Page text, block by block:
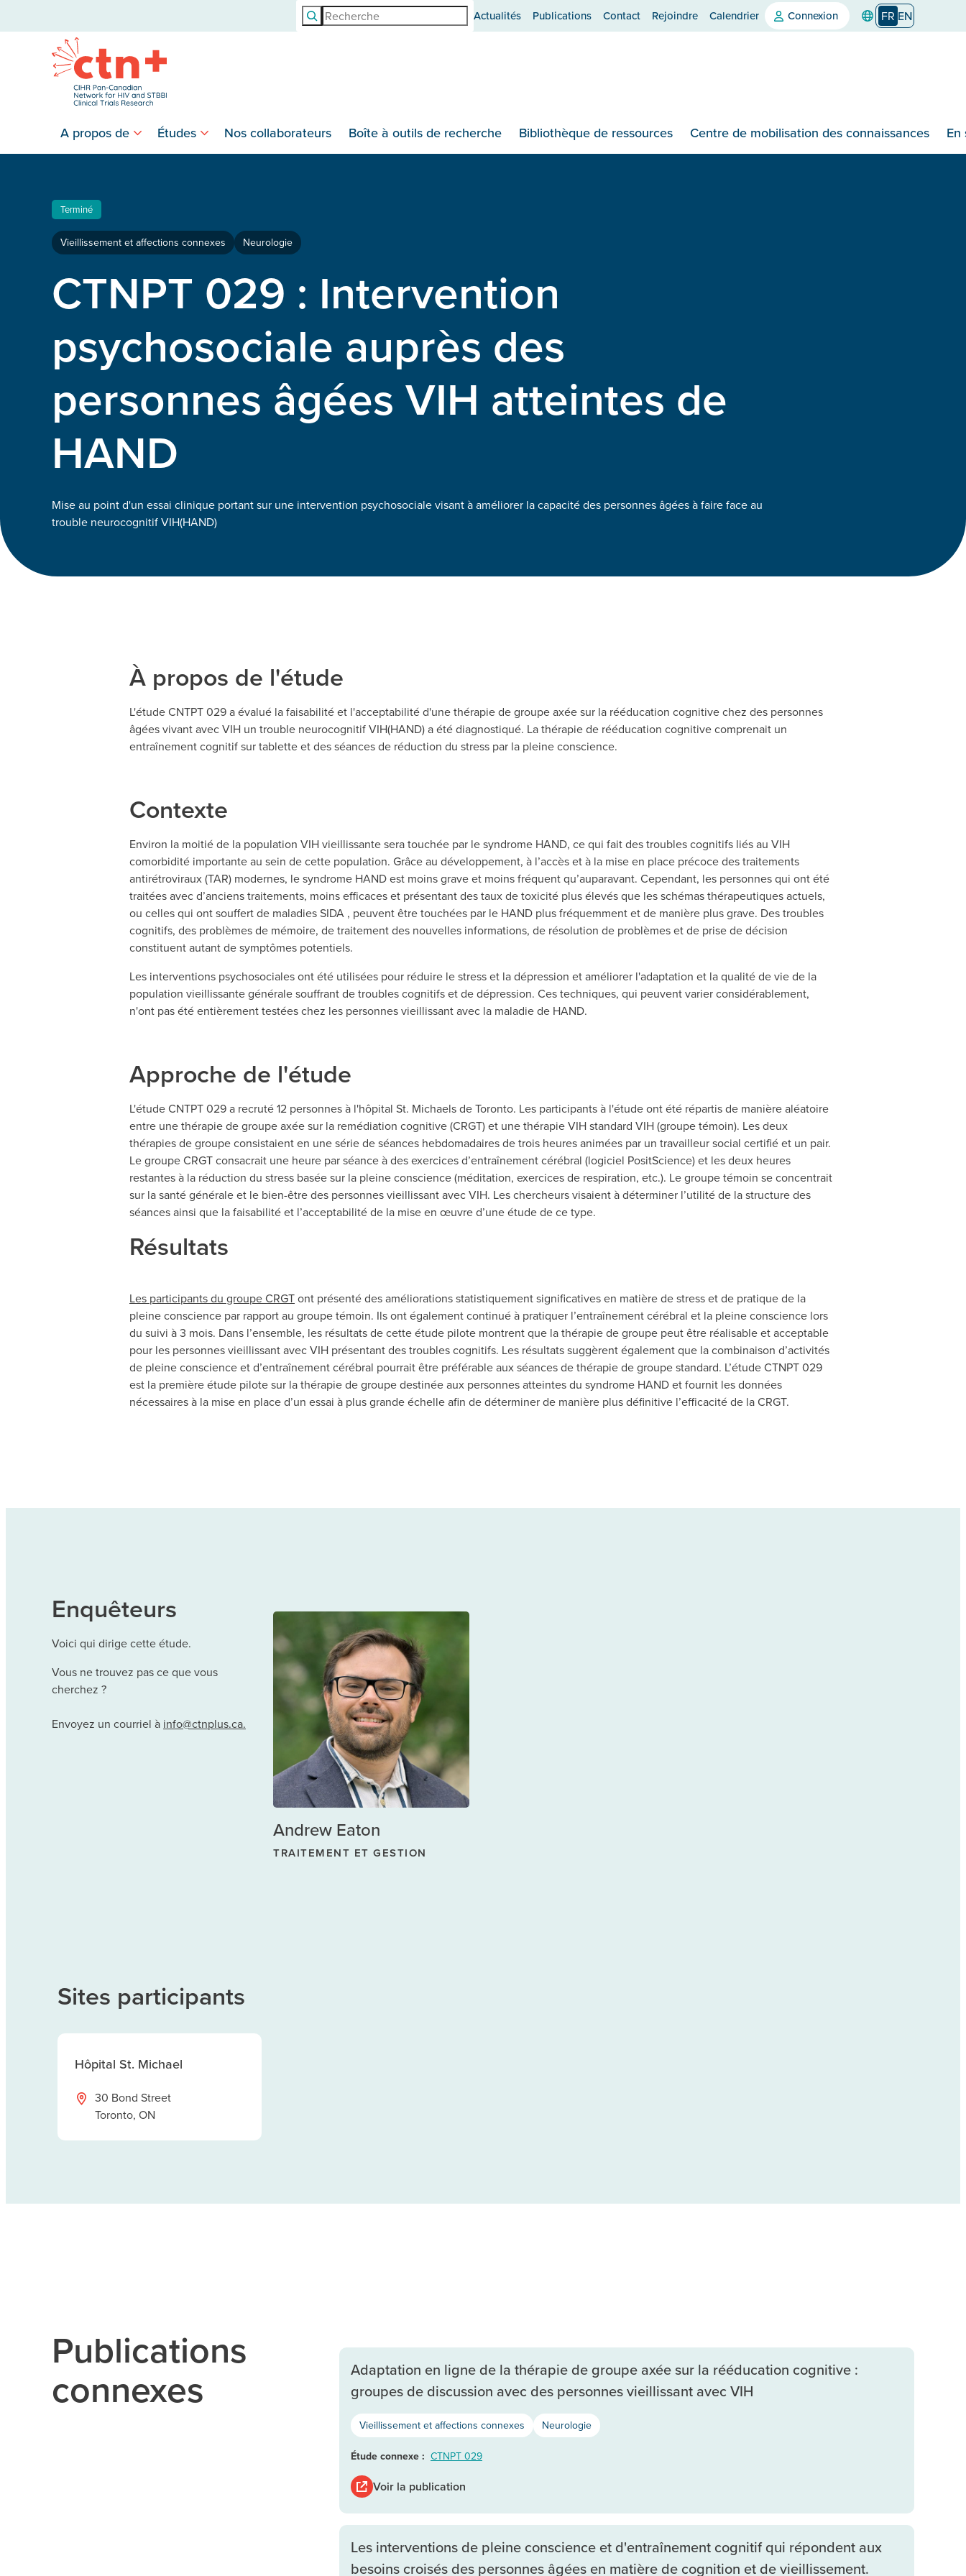
Recherche Actualités Publications Contact Rejoindre Calendrier Connexion FR EN
A propos de Études Nos collaborateurs Boîte à outils de recherche Bibliothèque de ressources Centre de mobilisation des connaissances En
Terminé
Vieillissement et affections connexes Neurologie
CTNPT 029 : Intervention
psychosociale auprès des
personnes âgées VIH atteintes de
HAND
Mise au point d'un essai clinique portant sur une intervention psychosociale visant à améliorer la capacité des personnes âgées à faire face au
trouble neurocognitif VIH(HAND)
À propos de l'étude
L'étude CNTPT 029 a évalué la faisabilité et l'acceptabilité d'une thérapie de groupe axée sur la rééducation cognitive chez des personnes
âgées vivant avec VIH un trouble neurocognitif VIH(HAND) a été diagnostiqué. La thérapie de rééducation cognitive comprenait un
entraînement cognitif sur tablette et des séances de réduction du stress par la pleine conscience.
Contexte
Environ la moitié de la population VIH vieillissante sera touchée par le syndrome HAND, ce qui fait des troubles cognitifs liés au VIH
comorbidité importante au sein de cette population. Grâce au développement, à l’accès et à la mise en place précoce des traitements
antirétroviraux (TAR) modernes, le syndrome HAND est moins grave et moins fréquent qu’auparavant. Cependant, les personnes qui ont été
traitées avec d’anciens traitements, moins efficaces et présentant des taux de toxicité plus élevés que les schémas thérapeutiques actuels,
ou celles qui ont souffert de maladies SIDA , peuvent être touchées par le HAND plus fréquemment et de manière plus grave. Des troubles
cognitifs, des problèmes de mémoire, de traitement des nouvelles informations, de résolution de problèmes et de prise de décision
constituent autant de symptômes potentiels.
Les interventions psychosociales ont été utilisées pour réduire le stress et la dépression et améliorer l'adaptation et la qualité de vie de la
population vieillissante générale souffrant de troubles cognitifs et de dépression. Ces techniques, qui peuvent varier considérablement,
n'ont pas été entièrement testées chez les personnes vieillissant avec la maladie de HAND.
Approche de l'étude
L'étude CNTPT 029 a recruté 12 personnes à l'hôpital St. Michaels de Toronto. Les participants à l'étude ont été répartis de manière aléatoire
entre une thérapie de groupe axée sur la remédiation cognitive (CRGT) et une thérapie VIH standard VIH (groupe témoin). Les deux
thérapies de groupe consistaient en une série de séances hebdomadaires de trois heures animées par un travailleur social certifié et un pair.
Le groupe CRGT consacrait une heure par séance à des exercices d’entraînement cérébral (logiciel PositScience) et les deux heures
restantes à la réduction du stress basée sur la pleine conscience (méditation, exercices de respiration, etc.). Le groupe témoin se concentrait
sur la santé générale et le bien-être des personnes vieillissant avec VIH. Les chercheurs visaient à déterminer l’utilité de la structure des
séances ainsi que la faisabilité et l’acceptabilité de la mise en œuvre d’une étude de ce type.
Résultats
Les participants du groupe CRGTont présenté des améliorations statistiquement significatives en matière de stress et de pratique de la
pleine conscience par rapport au groupe témoin. Ils ont également continué à pratiquer l’entraînement cérébral et la pleine conscience lors
du suivi à 3 mois. Dans l’ensemble, les résultats de cette étude pilote montrent que la thérapie de groupe peut être réalisable et acceptable
pour les personnes vieillissant avec VIH présentant des troubles cognitifs. Les résultats suggèrent également que la combinaison d’activités
de pleine conscience et d’entraînement cérébral pourrait être préférable aux séances de thérapie de groupe standard. L’étude CTNPT 029
est la première étude pilote sur la thérapie de groupe destinée aux personnes atteintes du syndrome HAND et fournit les données
nécessaires à la mise en place d’un essai à plus grande échelle afin de déterminer de manière plus définitive l’efficacité de la CRGT.
Enquêteurs
Voici qui dirige cette étude.
Vous ne trouvez pas ce que vous
cherchez ?
Envoyez un courriel à info@ctnplus.ca.
Andrew Eaton
TRAITEMENT ET GESTION
Sites participants
Hôpital St. Michael
30 Bond Street
Toronto, ON
Publications
connexes
Adaptation en ligne de la thérapie de groupe axée sur la rééducation cognitive :
groupes de discussion avec des personnes vieillissant avec VIH
Vieillissement et affections connexes Neurologie
Étude connexe : CTNPT 029
Voir la publication
Les interventions de pleine conscience et d'entraînement cognitif qui répondent aux
besoins croisés des personnes âgées en matière de cognition et de vieillissement.